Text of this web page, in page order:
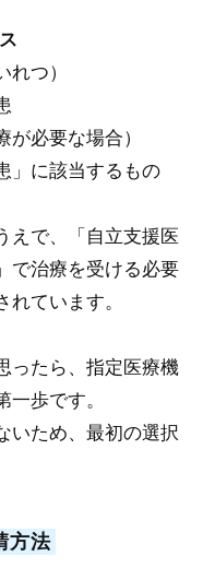
れつ）
が必要な場合）
」に該当するもの
えで、「自立支援医
で治療を受ける必要
ています。
ったら、指定医療機
歩です。
いため、最初の選択
方法